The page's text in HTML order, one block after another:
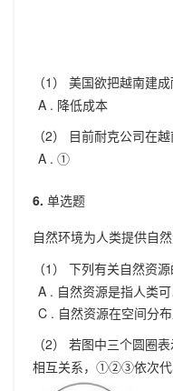
（1） 美国欲把越南建
A . 降低成本
（2） 目前耐克公司在
A . ①
6. 单选题
自然环境为人类提供自
（1） 下列有关自然资
A . 自然资源是指人类
C . 自然资源在空间分
（2） 若图中三个圆圈
相互关系，①②③依次代